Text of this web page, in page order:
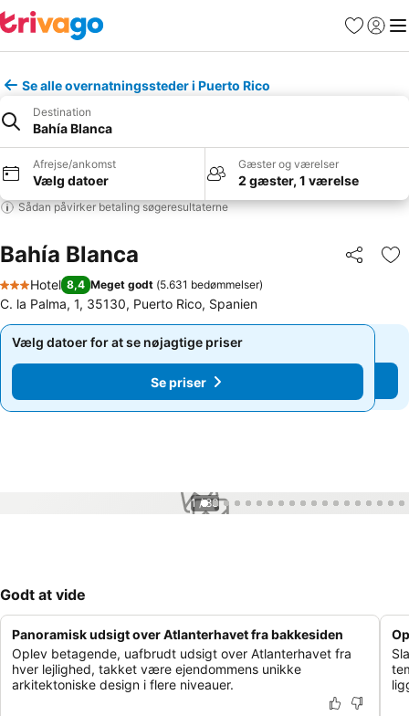
Favoritter
Log ind
Se alle overnatningssteder i Puerto Rico
Destination
Bahía Blanca
Afrejse/ankomst
Vælg datoer
Gæster og værelser
2 gæster, 1 værelse
Sådan påvirker betaling søgeresultaterne
Bahía Blanca Del
3 Stjerner
Hotel 8,4 Meget godt (5.631 bedømmelser)
C. la Palma, 1, 35130, Puerto Rico, Spanien
Vælg datoer for at se nøjagtige priser
Se priser
Vælg datoer for at se nøjagtige priser
Se priser
1 / 83
Godt at vide
Panoramisk udsigt over Atlanterhavet fra bakkesiden
Oplev betagende, uafbrudt udsigt over Atlanterhavet fra
hver lejlighed, takket være ejendommens unikke
arkitektoniske design i flere niveauer.